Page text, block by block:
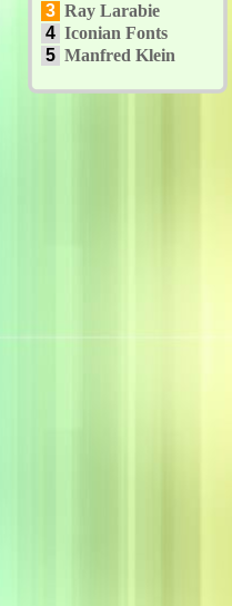
3 Ray Larabie
4 Iconian Fonts
5 Manfred Klein